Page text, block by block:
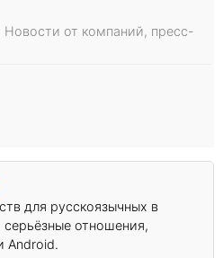
Новости от компаний, пресс-
для русскоязычных в
отношения,
Android.